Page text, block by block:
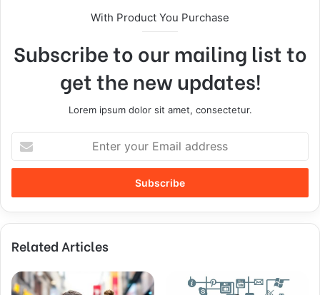
With Product You Purchase
Subscribe to our mailing list to
get the new updates!
Lorem ipsum dolor sit amet, consectetur.
t
r
y
u
E
m
Related Articles